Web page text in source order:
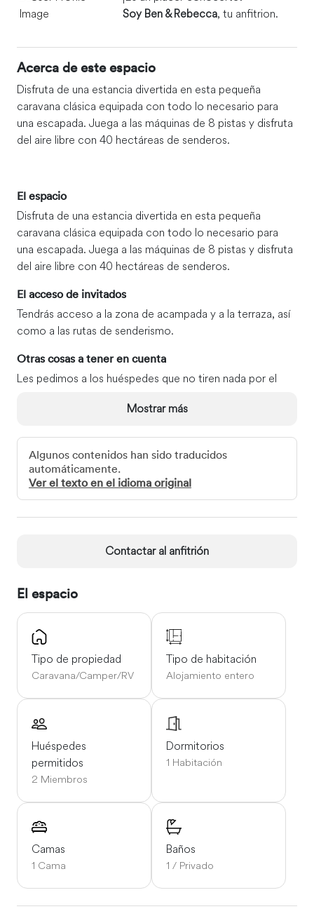
Soy Ben & Rebecca, tu anfitrion.
Acerca de este espacio
Disfruta de una estancia divertida en esta pequeña
caravana clásica equipada con todo lo necesario para
una escapada. Juega a las máquinas de 8 pistas y disfruta
del aire libre con 40 hectáreas de senderos.
El espacio
Disfruta de una estancia divertida en esta pequeña
caravana clásica equipada con todo lo necesario para
una escapada. Juega a las máquinas de 8 pistas y disfruta
del aire libre con 40 hectáreas de senderos.
El acceso de invitados
Tendrás acceso a la zona de acampada y a la terraza, así
como a las rutas de senderismo.
Otras cosas a tener en cuenta
Les pedimos a los huéspedes que no tiren nada por el
higiénico en la papelera que hay junto al inodoro.
Si trae a su perro, por favor recoja sus excrementos y
manténgalo con correa, ya que hay coyotes en la zona.
No se permite el acceso a los grandes establos rojos a
través de las puertas dobles, ya que hay toros y vacas
Lugares imprescindibles del barrio
haberse detenido, está a solo 5 kilómetros. Hay dos
tiendas donde se pueden comprar alimentos. En Reedy
Groceries and More se pueden encontrar embutidos
frescos, cerveza, refrescos, aperitivos, una parrilla
completa y un bar. También tienen un comedor, mesas de
billar y una máquina de discos. ¿Qué más se puede pedir
en un pueblito como si el tiempo se hubiera detenido?
También está Terrell's. Tienen todo lo que puedas
necesitar: ferretería, madera, todos los productos de
supermercado y comida casera todos los días. Ofrecen
menús del día al mediodía y tienen un comedor. Además,
tienen barbacoa de cerdo y perritos calientes, los
mejores de este lado del Mississippi. Sin duda, una
experiencia campestre de cinco estrellas.
Dile a Chery en Terrell's que te envió Ben.
Cómo moverse
Traiga su propio coche, no hay transporte público.
Mostrar más
Algunos contenidos han sido traducidos
automáticamente.
Ver el texto en el idioma original
Contactar al anfitrión
El espacio
Tipo de propiedad
Caravana/Camper/RV
Tipo de habitación
Alojamiento entero
Huéspedes
permitidos
2 Miembros
Dormitorios
1 Habitación
Camas
1 Cama
Baños
1 / Privado